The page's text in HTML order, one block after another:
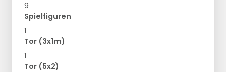
9
Spielfiguren
1
Tor (3x1m)
1
Tor (5x2)